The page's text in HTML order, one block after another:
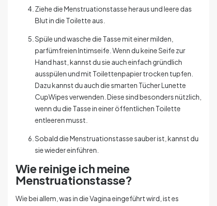
Ziehe die Menstruationstasse heraus und leere das
Blut in die Toilette aus.
Spüle und wasche die Tasse mit einer milden,
parfümfreien Intimseife. Wenn du keine Seife zur
Hand hast, kannst du sie auch einfach gründlich
ausspülen und mit Toilettenpapier trocken tupfen.
Dazu kannst du auch die smarten Tücher Lunette
CupWipes verwenden. Diese sind besonders nützlich,
wenn du die Tasse in einer öffentlichen Toilette
entleeren musst.
Sobald die Menstruationstasse sauber ist, kannst du
sie wieder einführen.
Wie reinige ich meine
Menstruationstasse?
Wie bei allem, was in die Vagina eingeführt wird, ist es